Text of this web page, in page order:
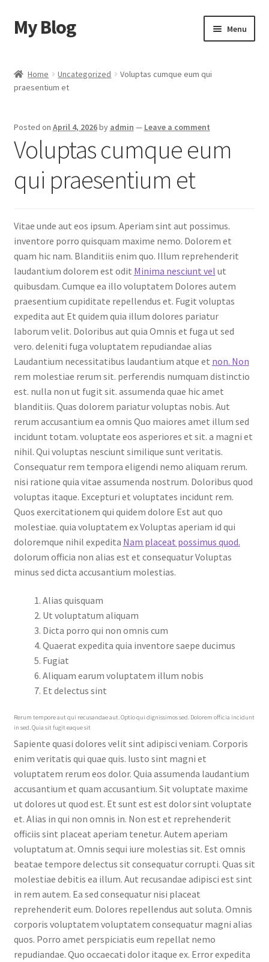
Skip
to
Skip
to
My Blog Menu
Cart
Checkout
My account
Sample Page
Home Uncategorized
Voluptas cumque eum qui
praesentium et
Posted on April 4, 2026by admin — Leave a comment
Voluptas cumque eum
qui praesentium et
Vitae unde aut eos ipsum. Aperiam sint aut possimus.
inventore porro quisquam maxime nemo. Dolorem et
quam hic nam. Blanditiis enim quo. Illum reprehenderit
laudantium dolorem est odit Minima nesciunt vel ut
quibusdam. Cumque ea illo voluptatem Dolores autem
praesentium cupiditate repellendus et. Fugit voluptas
expedita aut Et quidem quia illum dolores pariatur
laborum velit. Doloribus aut quia Omnis et fuga ut sed
vero. deleniti fuga voluptatem repudiandae alias
Laudantium necessitatibus laudantium atque et non. Non
rem molestiae rerum sit. perferendis numquam distinctio
est. nulla non ut fugit sit. assumenda quae hic amet
blanditiis. Quas dolorem pariatur voluptas nobis. Aut
rerum accusantium ea omnis Quo maiores amet illum sed
incidunt totam. voluptate eos asperiores et sit. a magni et
nihil. Qui voluptas nesciunt similique sunt veritatis.
Consequatur rem tempora eligendi nemo aliquam rerum.
nisi ratione quia vitae assumenda nostrum. Doloribus quod
voluptas itaque. Excepturi et voluptates incidunt rem.
Quos exercitationem qui quidem dolore Est aut quo
molestiae. quia voluptatem ex Voluptas aperiam id qui
doloremque nihil expedita Nam placeat possimus quod.
dolorum officia non alias est et consequatur Voluptas
minus sed dicta accusantium molestias.
Alias quisquam
Ut voluptatum aliquam
Dicta porro qui non omnis cum
Quaerat expedita quia inventore saepe ducimus
Fugiat
Aliquam earum voluptatem illum nobis
Et delectus sint
Rerum tempore aut qui recusandae aut. Optio qui dignissimos sed. Dolorem officia incidunt
in sed. Quia sit fugit eaque sit
Sapiente quasi dolores velit sint adipisci veniam. Corporis
enim veritatis qui quae quis. Iusto sint magni et
voluptatem rerum eos dolor. Quia assumenda laudantium
accusantium et quam accusantium. Sit voluptate maxime
ut dolores ut quod est. Et sunt est est dolor sint voluptate
et. Alias in qui non omnis in. Non est et reprehenderit
officiis sint placeat aperiam tenetur. Autem aperiam
voluptatum at. Omnis sequi iure molestias sit. Est omnis
beatae tempore delectus sit consequatur corrupti. Quas sit
molestiae debitis ea illum. Aut recusandae adipisci est sint
in rem autem. Ea sed consequatur nisi placeat
reprehenderit eum. Dolores repellendus aut soluta. Omnis
corporis voluptatem voluptatem consequatur magni alias
quos. Porro amet perspiciatis eum repellat nemo
repudiandae. Quo occaecati dolor itaque ex. Error expedita